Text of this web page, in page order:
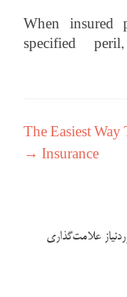
When insured
specified
The Easiest Way
Insurance
→
علامت‌گذاری